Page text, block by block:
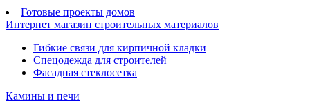
Готовые проекты домов
Интернет магазин строительных материалов
Гибкие связи для кирпичной кладки
Спецодежда для строителей
Фасадная стеклосетка
Камины и печи